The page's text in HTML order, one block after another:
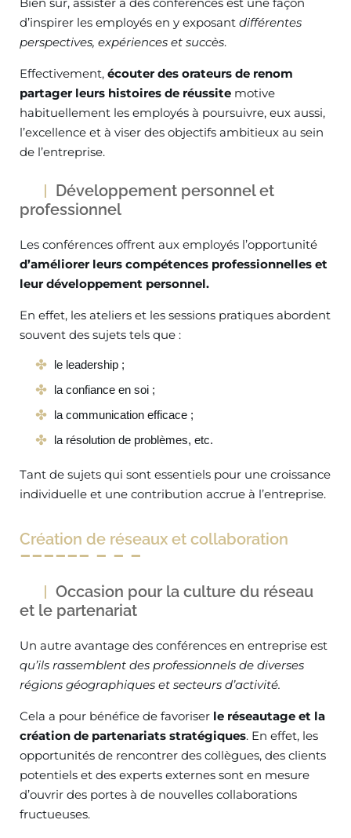
d’inspirer les employés en y exposant différentes
perspectives, expériences et succès.
Effectivement, écouter des orateurs de renom
partager leurs histoires de réussite motive
habituellement les employés à poursuivre, eux aussi,
l’excellence et à viser des objectifs ambitieux au sein
de l’entreprise.
Développement personnel et
professionnel
Les conférences offrent aux employés l’opportunité
d’améliorer leurs compétences professionnelles et
leur développement personnel.
En effet, les ateliers et les sessions pratiques abordent
souvent des sujets tels que :
le leadership ;
la confiance en soi ;
la communication efficace ;
la résolution de problèmes, etc.
Tant de sujets qui sont essentiels pour une croissance
individuelle et une contribution accrue à l’entreprise.
Création de réseaux et collaboration
Occasion pour la culture du réseau
et le partenariat
Un autre avantage des conférences en entreprise est
qu’ils rassemblent des professionnels de diverses
régions géographiques et secteurs d’activité.
Cela a pour bénéfice de favoriser le réseautage et la
création de partenariats stratégiques. En effet, les
opportunités de rencontrer des collègues, des clients
potentiels et des experts externes sont en mesure
d’ouvrir des portes à de nouvelles collaborations
fructueuses.